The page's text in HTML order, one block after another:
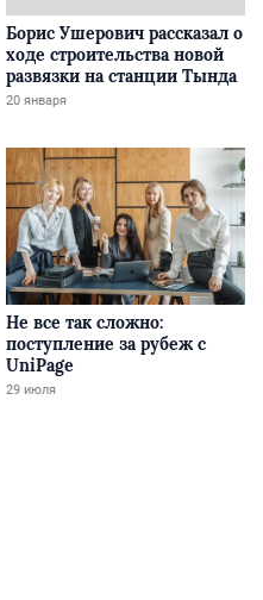
Борис Ушерович рассказал о
ходе строительства новой
развязки на станции Тында
20 января
Не все так сложно:
поступление за рубеж с
UniPage
29 июля